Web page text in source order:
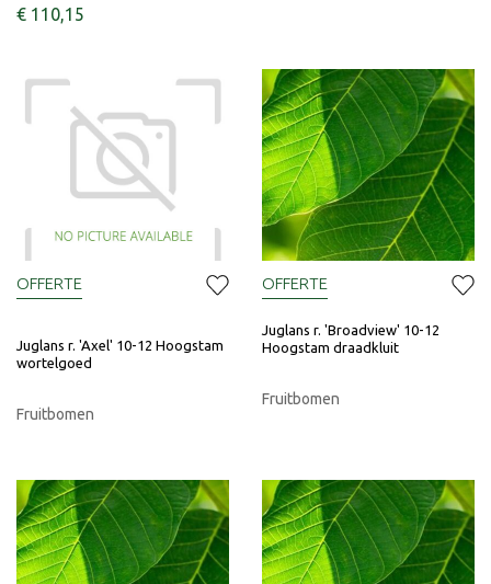
€ 110,15
Juglans r. 'Axel' 10-12 Hoogstam
wortelgoed
Fruitbomen
OFFERTE
Juglans r. 'Broadview' 10-12
Hoogstam draadkluit
Fruitbomen
OFFERTE